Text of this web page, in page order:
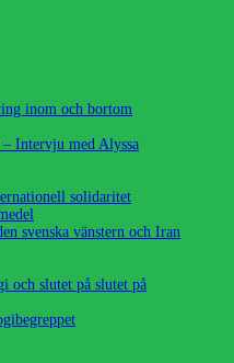
inom och bortom
– Intervju med Alyssa
solidaritet
svenska vänstern och Iran
och slutet på slutet på